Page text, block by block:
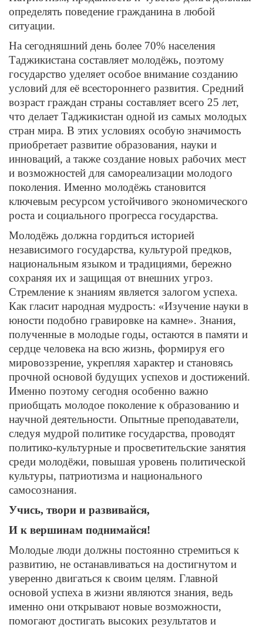
определять поведение гражданина в любой
ситуации.
На сегодняшний день более 70% населения
Таджикистана составляет молодёжь, поэтому
государство уделяет особое внимание созданию
условий для её всестороннего развития. Средний
возраст граждан страны составляет всего 25 лет,
что делает Таджикистан одной из самых молодых
стран мира. В этих условиях особую значимость
приобретает развитие образования, науки и
инноваций, а также создание новых рабочих мест
и возможностей для самореализации молодого
поколения. Именно молодёжь становится
ключевым ресурсом устойчивого экономического
роста и социального прогресса государства.
Молодёжь должна гордиться историей
независимого государства, культурой предков,
национальным языком и традициями, бережно
сохраняя их и защищая от внешних угроз.
Стремление к знаниям является залогом успеха.
Как гласит народная мудрость: «Изучение науки в
юности подобно гравировке на камне». Знания,
полученные в молодые годы, остаются в памяти и
сердце человека на всю жизнь, формируя его
мировоззрение, укрепляя характер и становясь
прочной основой будущих успехов и достижений.
Именно поэтому сегодня особенно важно
приобщать молодое поколение к образованию и
научной деятельности. Опытные преподаватели,
следуя мудрой политике государства, проводят
политико-культурные и просветительские занятия
среди молодёжи, повышая уровень политической
культуры, патриотизма и национального
самосознания.
Учись, твори и развивайся,
И к вершинам поднимайся!
Молодые люди должны постоянно стремиться к
развитию, не останавливаться на достигнутом и
уверенно двигаться к своим целям. Главной
основой успеха в жизни являются знания, ведь
именно они открывают новые возможности,
помогают достигать высоких результатов и